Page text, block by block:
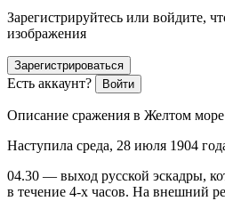
Зарегистрируйтесь или войдите,
изображения
Зарегистрироваться
Есть аккаунт? Войти
Описание сражения в Желтом море
Наступила среда, 28 июля 1904
04.30 — выход русской эскадры,
в течение 4-х часов. На внешний